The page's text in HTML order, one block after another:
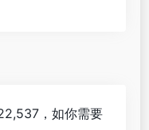
，如你需要